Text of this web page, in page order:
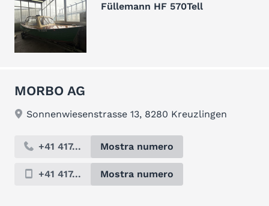
Füllemann HF 570Tell
MORBO AG
Sonnenwiesenstrasse 13, 8280 Kreuzlingen
+41 417... Mostra numero
+41 417... Mostra numero